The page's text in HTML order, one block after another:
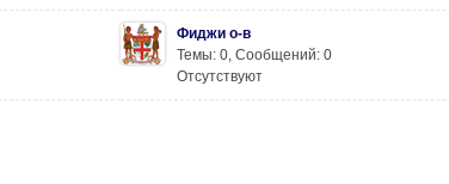
Фиджи о-в
Темы: 0, Сообщений: 0
Отсутствуют